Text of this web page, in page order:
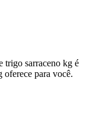
trigo sarraceno kg é
oferece para você.